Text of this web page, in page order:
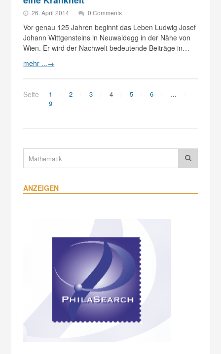
26. April 2014 0 Comments
Vor genau 125 Jahren beginnt das Leben Ludwig Josef
Johann Wittgensteins in Neuwaldegg in der Nähe von
Wien. Er wird der Nachwelt bedeutende Beiträge in…
mehr ...→
Seite 1 2 3 4 5 6
…
9
ANZEIGEN